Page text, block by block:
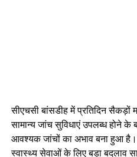
सीएचसी बांसडीह में प्रतिदिन सैकड़ों
सामान्य जांच सुविधाएं उपलब्ध होने के
आवश्यक जांचों का अभाव बना हुआ है।
स्वास्थ्य सेवाओं के लिए बड़ा बदलाव